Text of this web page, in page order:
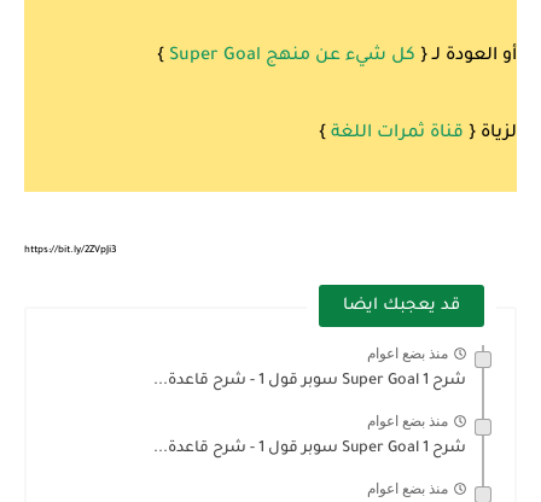
أو العودة لـ { كل شيء عن منهج Super Goal }
لزياة { قناة ثمرات اللغة }
https://bit.ly/2ZVpJi3
قد يعجبك ايضا
منذ بضع اعوام
شرح Super Goal 1 سوبر قول 1 - شرح قاعدة...
منذ بضع اعوام
شرح Super Goal 1 سوبر قول 1 - شرح قاعدة...
منذ بضع اعوام